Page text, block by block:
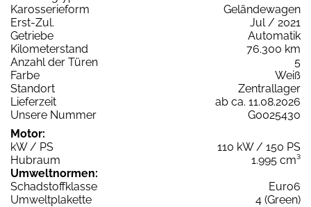
Karosserieform
Geländewagen
Erst-Zul.
Jul / 2021
Getriebe
Automatik
Kilometerstand
76.300 km
Anzahl der Türen
5
Farbe
Weiß
Standort
Zentrallager
Lieferzeit
ab ca. 11.08.2026
Unsere Nummer
G0025430
Motor:
kW / PS
110 kW / 150 PS
Hubraum
1.995 cm³
Umweltnormen:
Schadstoffklasse
Euro6
Umweltplakette
4 (Green)